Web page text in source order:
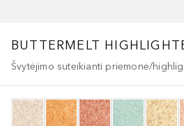
BUTTERMELT
Švytėjimo suteikianti priemonė/